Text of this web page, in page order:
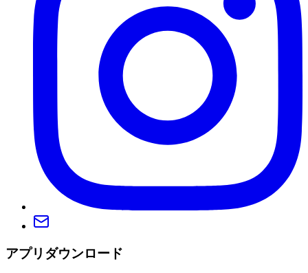
アプリダウンロード